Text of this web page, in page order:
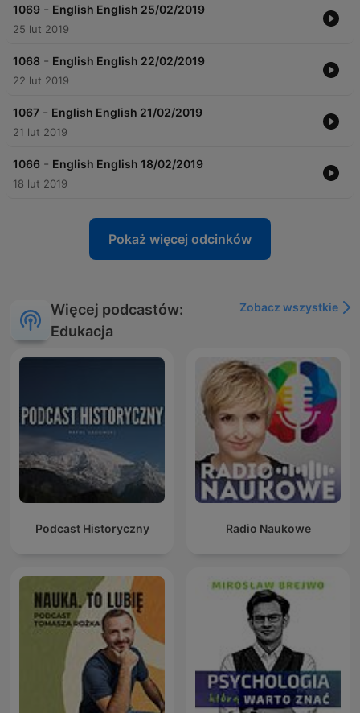
1069 - English English 25/02/2019
25 lut 2019
1068 - English English 22/02/2019
22 lut 2019
1067 - English English 21/02/2019
21 lut 2019
1066 - English English 18/02/2019
18 lut 2019
Pokaż więcej odcinków
Więcej podcastów:
Edukacja
Zobacz wszystkie
Podcast Historyczny Radio Naukowe